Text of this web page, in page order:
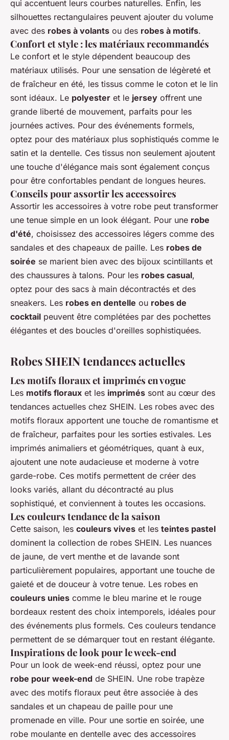
qui accentuent leurs courbes naturelles. Enfin, les
silhouettes rectangulaires peuvent ajouter du volume
avec des robes à volants ou des robes à motifs.
Confort et style : les matériaux recommandés
Le confort et le style dépendent beaucoup des
matériaux utilisés. Pour une sensation de légèreté et
de fraîcheur en été, les tissus comme le coton et le lin
sont idéaux. Le polyester et le jersey offrent une
grande liberté de mouvement, parfaits pour les
journées actives. Pour des événements formels,
optez pour des matériaux plus sophistiqués comme le
satin et la dentelle. Ces tissus non seulement ajoutent
une touche d'élégance mais sont également conçus
pour être confortables pendant de longues heures.
Conseils pour assortir les accessoires
Assortir les accessoires à votre robe peut transformer
une tenue simple en un look élégant. Pour une robe
d'été, choisissez des accessoires légers comme des
sandales et des chapeaux de paille. Les robes de
soirée se marient bien avec des bijoux scintillants et
des chaussures à talons. Pour les robes casual,
optez pour des sacs à main décontractés et des
sneakers. Les robes en dentelle ou robes de
cocktail peuvent être complétées par des pochettes
élégantes et des boucles d'oreilles sophistiquées.
Robes SHEIN tendances actuelles
Les motifs floraux et imprimés en vogue
Les motifs floraux et les imprimés sont au cœur des
tendances actuelles chez SHEIN. Les robes avec des
motifs floraux apportent une touche de romantisme et
de fraîcheur, parfaites pour les sorties estivales. Les
imprimés animaliers et géométriques, quant à eux,
ajoutent une note audacieuse et moderne à votre
garde-robe. Ces motifs permettent de créer des
looks variés, allant du décontracté au plus
sophistiqué, et conviennent à toutes les occasions.
Les couleurs tendance de la saison
Cette saison, les couleurs vives et les teintes pastel
dominent la collection de robes SHEIN. Les nuances
de jaune, de vert menthe et de lavande sont
particulièrement populaires, apportant une touche de
gaieté et de douceur à votre tenue. Les robes en
couleurs unies comme le bleu marine et le rouge
bordeaux restent des choix intemporels, idéales pour
des événements plus formels. Ces couleurs tendance
permettent de se démarquer tout en restant élégante.
Inspirations de look pour le week-end
Pour un look de week-end réussi, optez pour une
robe pour week-end de SHEIN. Une robe trapèze
avec des motifs floraux peut être associée à des
sandales et un chapeau de paille pour une
promenade en ville. Pour une sortie en soirée, une
robe moulante en dentelle avec des accessoires